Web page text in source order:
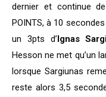
dernier et continue
POINTS, à 10
un 3pts d’Ignas
Hesson ne met qu’un
lorsque Sargiunas
reste alors 3,5